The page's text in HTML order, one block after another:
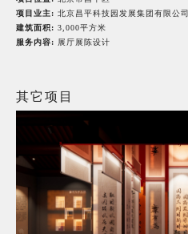
项目业主: 北京昌平科技园发展集团有限公司
建筑面积: 3,000平方米
服务内容: 展厅展陈设计
其它项目